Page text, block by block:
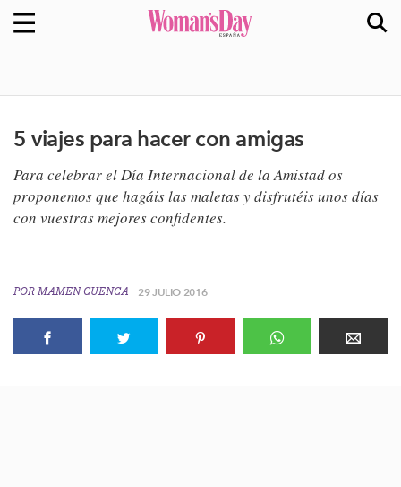
5 viajes para hacer con amigas
​Para celebrar el Día Internacional de la Amistad os
proponemos que hagáis las maletas y disfrutéis unos días​
con vuestras mejores confidentes.
POR MAMEN CUENCA 29 JULIO 2016